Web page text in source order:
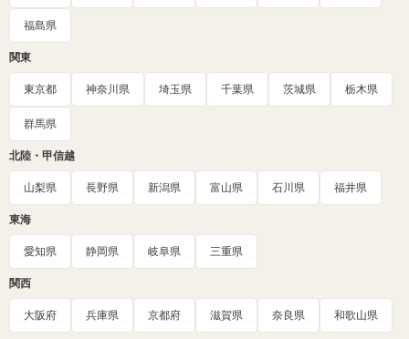
福島県
関東
東京都 神奈川県 埼玉県 千葉県 茨城県 栃木県
群馬県
北陸・甲信越
山梨県 長野県 新潟県 富山県 石川県 福井県
東海
愛知県 静岡県 岐阜県 三重県
関西
大阪府 兵庫県 京都府 滋賀県 奈良県 和歌山県